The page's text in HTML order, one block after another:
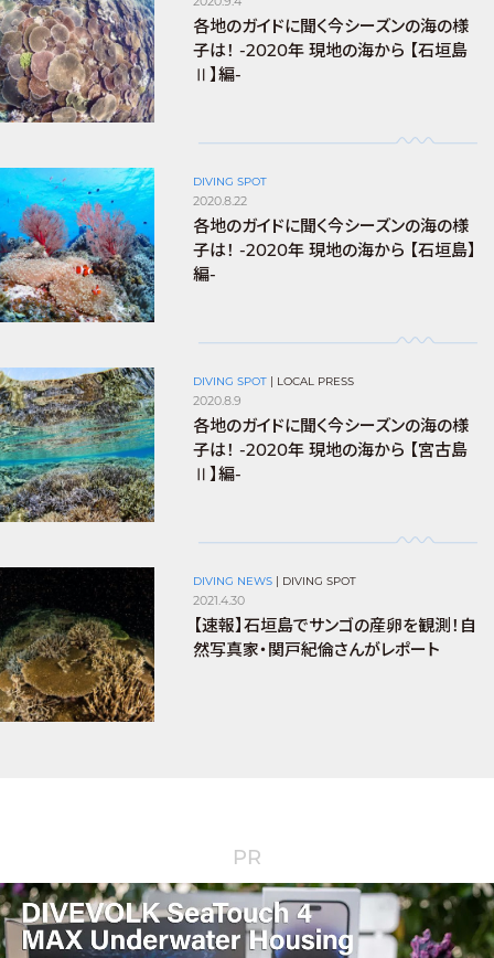
各地のガイドに聞く今シーズンの海の様
子は！ -2020年 現地の海から 【石垣島
Ⅱ】編-
DIVING SPOT
2020.8.22
各地のガイドに聞く今シーズンの海の様
子は！ -2020年 現地の海から 【石垣島】
編-
DIVING SPOT | LOCAL PRESS
2020.8.9
各地のガイドに聞く今シーズンの海の様
子は！ -2020年 現地の海から 【宮古島
Ⅱ】編-
DIVING NEWS | DIVING SPOT
2021.4.30
【速報】石垣島でサンゴの産卵を観測！自
然写真家・関戸紀倫さんがレポート
PR